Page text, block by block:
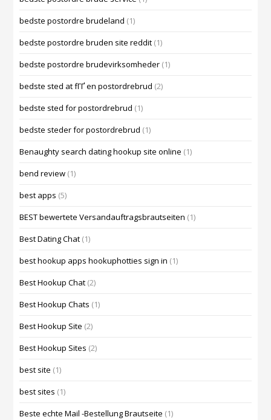
bedste postordre brudeland (1)
bedste postordre bruden site reddit (1)
bedste postordre brudevirksomheder (1)
bedste sted at fГҐ en postordrebrud (2)
bedste sted for postordrebrud (1)
bedste steder for postordrebrud (1)
Benaughty search dating hookup site online (1)
bend review (1)
best apps (5)
BEST bewertete Versandauftragsbrautseiten (1)
Best Dating Chat (1)
best hookup apps hookuphotties sign in (1)
Best Hookup Chat (2)
Best Hookup Chats (1)
Best Hookup Site (2)
Best Hookup Sites (2)
best site (1)
best sites (1)
Beste echte Mail -Bestellung Brautseite (1)